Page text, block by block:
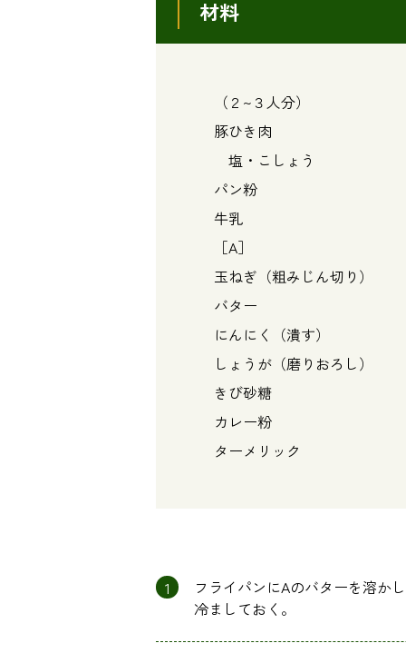
材料
（２~３人分）
豚ひき肉 ・・
塩・こしょう ・
パン粉 ・・・
牛乳 ・・・
［A］
玉ねぎ（粗みじん切り）
バター ・・
にんにく（潰す）
しょうが（磨りおろし）
きび砂糖 ・・
カレー粉 ・・
ターメリック ・
1
フライパンにAのバターを溶か
冷ましておく。